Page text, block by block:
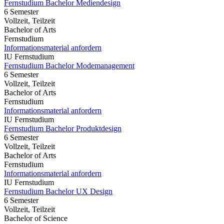
Fernstudium Bachelor Mediendesign
6 Semester
Vollzeit, Teilzeit
Bachelor of Arts
Fernstudium
Informationsmaterial anfordern
IU Fernstudium
Fernstudium Bachelor Modemanagement
6 Semester
Vollzeit, Teilzeit
Bachelor of Arts
Fernstudium
Informationsmaterial anfordern
IU Fernstudium
Fernstudium Bachelor Produktdesign
6 Semester
Vollzeit, Teilzeit
Bachelor of Arts
Fernstudium
Informationsmaterial anfordern
IU Fernstudium
Fernstudium Bachelor UX Design
6 Semester
Vollzeit, Teilzeit
Bachelor of Science